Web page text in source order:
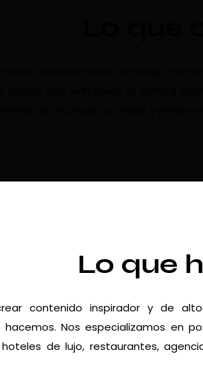
Lo que
contenido inspirador y de
Nos especializamos en
hoteles de lujo, restaurantes,